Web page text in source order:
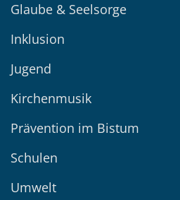
Glaube & Seelsorge
Inklusion
Jugend
Kirchenmusik
Prävention im Bistum
Schulen
Umwelt